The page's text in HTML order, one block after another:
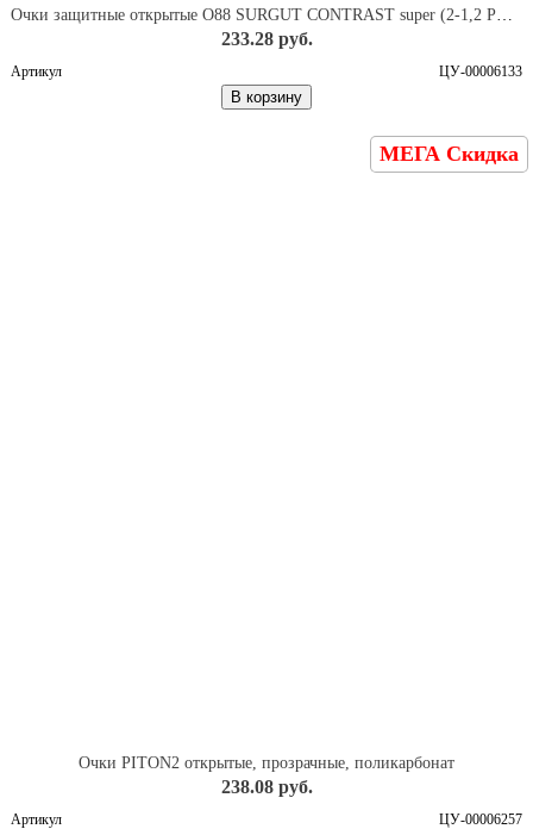
Очки защитные открытые O88 SURGUT CONTRAST super (2-1,2 PC) (18836) РОСОМЗ
233.28 руб.
Артикул ЦУ-00006133
В корзину
МЕГА Скидка
Очки PITON2 открытые, прозрачные, поликарбонат
238.08 руб.
Артикул ЦУ-00006257